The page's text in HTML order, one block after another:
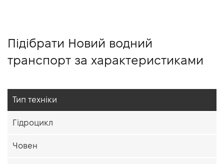
Підібрати Новий водний
транспорт за характеристиками
Тип техніки
Гідроцикл
Човен